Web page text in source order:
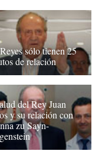
sólo tienen 25
de relación
del Rey Juan
y su relación con
zu Sayn-